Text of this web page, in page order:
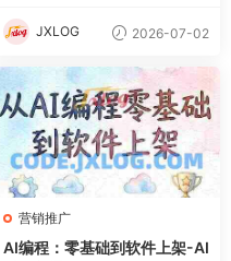
JXLOG 2026-07-02
营销推广
AI编程：零基础到软件上架-AI